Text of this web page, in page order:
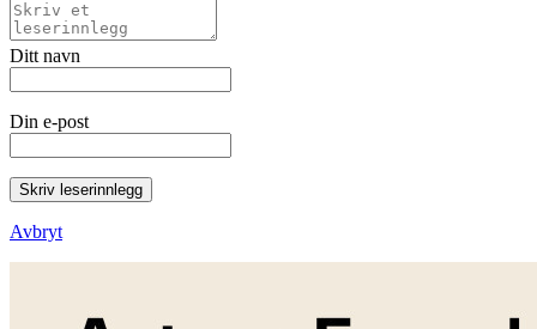
Ditt navn
Din e-post
Skriv leserinnlegg
Avbryt